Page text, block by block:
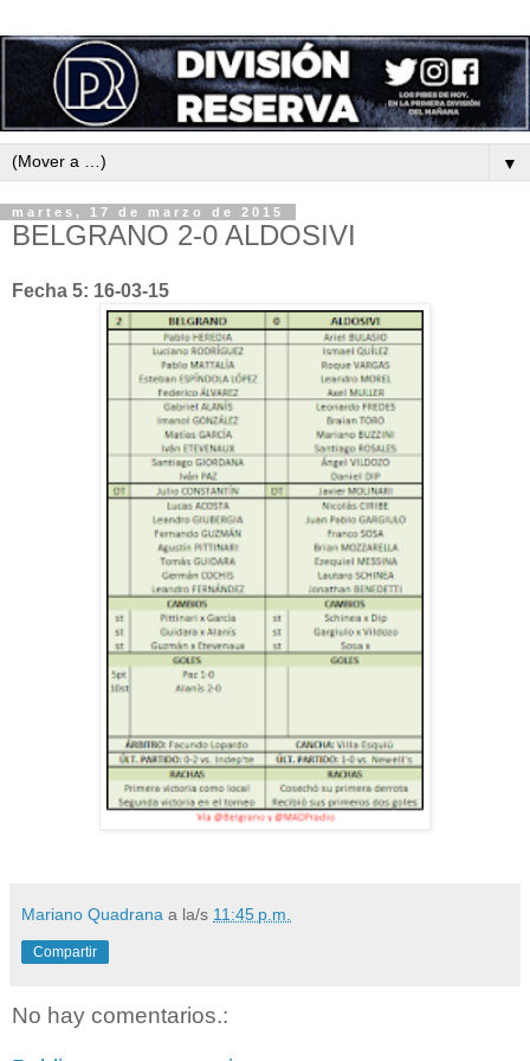
▼
martes, 17 de marzo de 2015
BELGRANO 2-0 ALDOSIVI
Fecha 5: 16-03-15
Mariano Quadrana a la/s 11:45 p.m.
Compartir
No hay comentarios.: